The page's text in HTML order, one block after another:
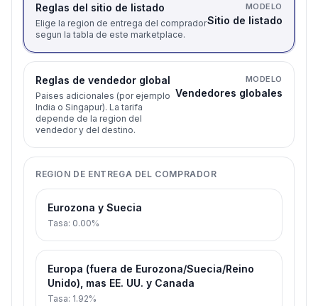
Reglas del sitio de listado
Elige la region de entrega del comprador
segun la tabla de este marketplace.
MODELO
Sitio de listado
Reglas de vendedor global
Paises adicionales (por ejemplo
India o Singapur). La tarifa
depende de la region del
vendedor y del destino.
MODELO
Vendedores globales
REGION DE ENTREGA DEL COMPRADOR
Eurozona y Suecia
Tasa: 0.00%
Europa (fuera de Eurozona/Suecia/Reino
Unido), mas EE. UU. y Canada
Tasa: 1.92%